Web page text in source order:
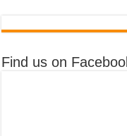
Find us on